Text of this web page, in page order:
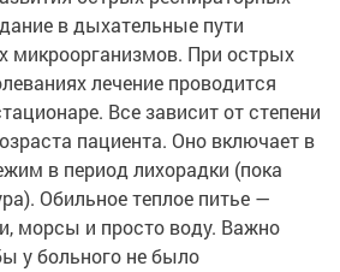
в дыхательные пути
микроорганизмов. При острых
лечение проводится
Все зависит от степени
пациента. Оно включает в
в период лихорадки (пока
Обильное теплое питье —
морсы и просто воду. Важно
у больного не было